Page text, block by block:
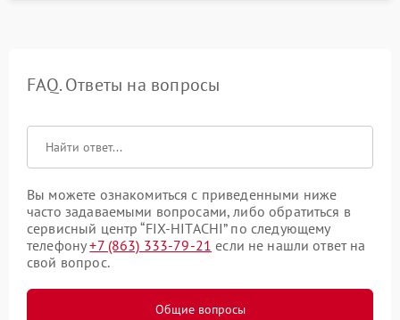
FAQ. Ответы на вопросы
Вы можете ознакомиться с приведенными ниже
часто задаваемыми вопросами, либо обратиться в
сервисный центр “FIX-HITACHI” по следующему
телефону+7 (863) 333-79-21 если не нашли ответ на
свой вопрос.
Общие вопросы